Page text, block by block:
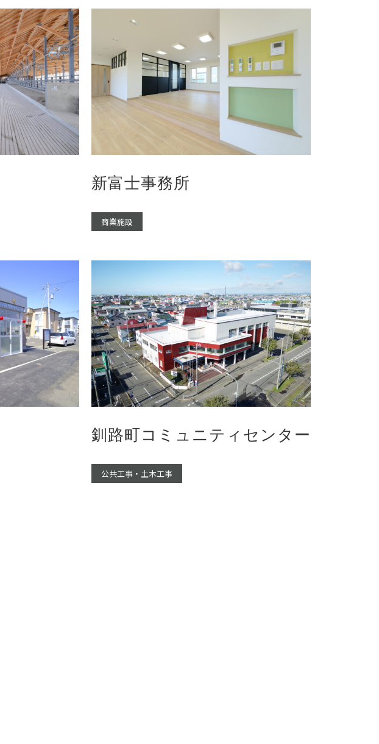
新富士事務所
商業施設
釧路町コミュニティセンター
公共工事・土木工事